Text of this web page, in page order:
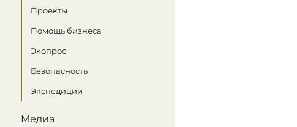
Проекты
Помощь бизнеса
Экопрос
Безопасность
Экспедиции
Медиа